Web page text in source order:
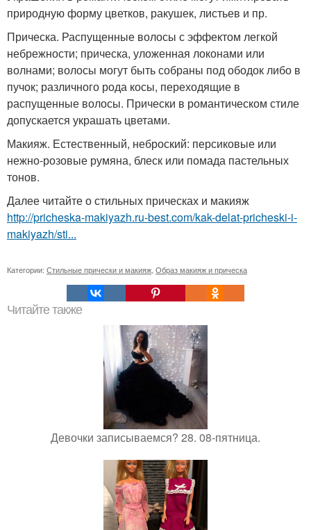
природную форму цветков, ракушек, листьев и пр.
Прическа. Распущенные волосы с эффектом легкой
небрежности; прическа, уложенная локонами или
волнами; волосы могут быть собраны под ободок либо в
пучок; различного рода косы, переходящие в
распущенные волосы. Прически в романтическом стиле
допускается украшать цветами.
Макияж. Естественный, неброский: персиковые или
нежно-розовые румяна, блеск или помада пастельных
тонов.
Далее читайте о стильных прическах и макияж
http://pricheska-makiyazh.ru-best.com/kak-delat-pricheski-i-
makiyazh/sti...
Категории: Стильные прически и макияж Образ макияж и прическа
Читайте также
Девочки записываемся? 28. 08-пятница.